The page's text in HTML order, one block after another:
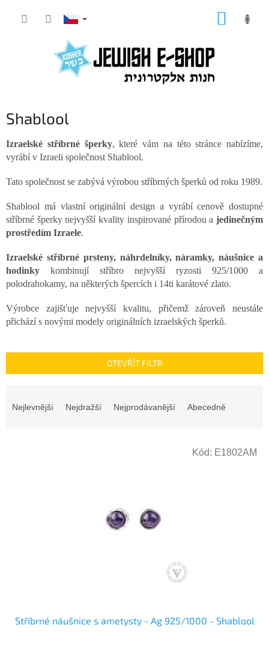
Shablool
Izraelské stříbrné šperky, které vám na této stránce nabízíme,
vyrábí v Izraeli společnost Shablool.
Tato společnost se zabývá výrobou stříbrných šperků od roku 1989.
Shablool má vlastní originální design a vyrábí cenově dostupné
stříbrné šperky nejvyšší kvality inspirované přírodou a jedinečným
prostředím Izraele.
Izraelské stříbrné prsteny, náhrdelníky, náramky, náušnice a
hodinky kombinují stříbro nejvyšší ryzosti 925/1000 a
polodrahokamy, na některých špercích i 14ti karátové zlato.
Výrobce zajišťuje nejvyšší kvalitu, přičemž zároveň neustále
přichází s novými modely originálních izraelských šperků.
OTEVŘÍT FILTR
Nejlevnější Nejdražší Nejprodávanější Abecedně
Stříbrné náušnice s ametysty - Ag 925/1000 - Shablool
Kód: E1802AM